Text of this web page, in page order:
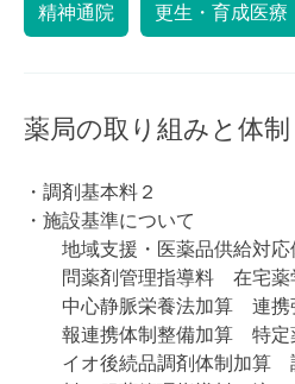
精神通院 更生・育成医療
薬局の取り組みと体制
・調剤基本料２
・施設基準について
地域支援・医薬品供給対
問薬剤管理指導料 在宅
中心静脈栄養法加算 連
報連携体制整備加算 特
イオ後続品調剤体制加算